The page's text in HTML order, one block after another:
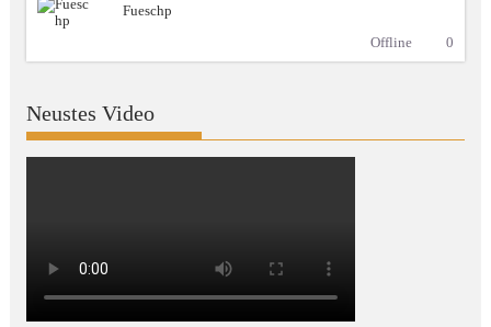
Fueschp
Offline
0
Neustes Video